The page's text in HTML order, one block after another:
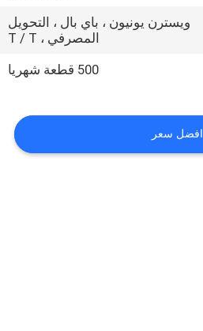
ويسترن يونيون ، باي بال ، التحويل
المصرفي ، T / T
500 قطعة شهريا
افضل سعر